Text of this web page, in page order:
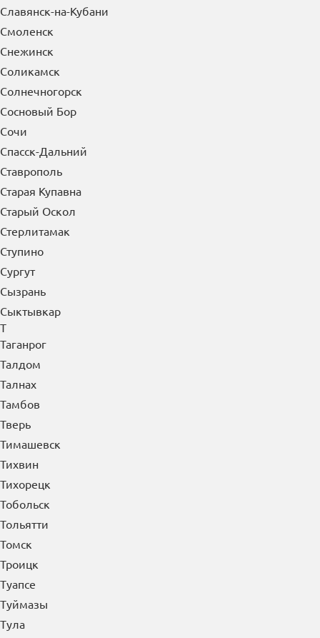
Славянск-на-Кубани
Смоленск
Снежинск
Соликамск
Солнечногорск
Сосновый Бор
Сочи
Спасск-Дальний
Ставрополь
Старая Купавна
Старый Оскол
Стерлитамак
Ступино
Сургут
Сызрань
Сыктывкар
Т
Таганрог
Талдом
Талнах
Тамбов
Тверь
Тимашевск
Тихвин
Тихорецк
Тобольск
Тольятти
Томск
Троицк
Туапсе
Туймазы
Тула